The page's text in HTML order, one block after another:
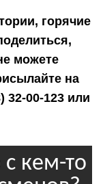
горячие
можете
на
32-00-123 или